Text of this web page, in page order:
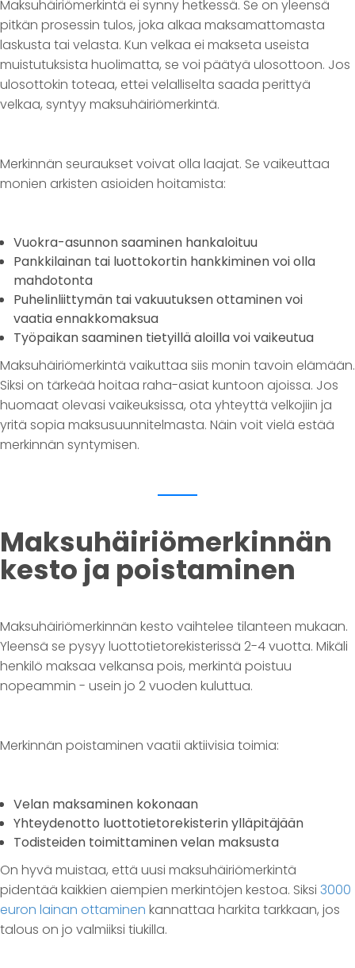
Maksuhäiriömerkintä ei synny hetkessä. Se on yleensä
pitkän prosessin tulos, joka alkaa maksamattomasta
laskusta tai velasta. Kun velkaa ei makseta useista
muistutuksista huolimatta, se voi päätyä ulosottoon. Jos
ulosottokin toteaa, ettei velalliselta saada perittyä
velkaa, syntyy maksuhäiriömerkintä.
Merkinnän seuraukset voivat olla laajat. Se vaikeuttaa
monien arkisten asioiden hoitamista:
Vuokra-asunnon saaminen hankaloituu
Pankkilainan tai luottokortin hankkiminen voi olla
mahdotonta
Puhelinliittymän tai vakuutuksen ottaminen voi
vaatia ennakkomaksua
Työpaikan saaminen tietyillä aloilla voi vaikeutua
Maksuhäiriömerkintä vaikuttaa siis monin tavoin elämään.
Siksi on tärkeää hoitaa raha-asiat kuntoon ajoissa. Jos
huomaat olevasi vaikeuksissa, ota yhteyttä velkojiin ja
yritä sopia maksusuunnitelmasta. Näin voit vielä estää
merkinnän syntymisen.
Maksuhäiriömerkinnän
kesto ja poistaminen
Maksuhäiriömerkinnän kesto vaihtelee tilanteen mukaan.
Yleensä se pysyy luottotietorekisterissä 2-4 vuotta. Mikäli
henkilö maksaa velkansa pois, merkintä poistuu
nopeammin - usein jo 2 vuoden kuluttua.
Merkinnän poistaminen vaatii aktiivisia toimia:
Velan maksaminen kokonaan
Yhteydenotto luottotietorekisterin ylläpitäjään
Todisteiden toimittaminen velan maksusta
On hyvä muistaa, että uusi maksuhäiriömerkintä
pidentää kaikkien aiempien merkintöjen kestoa. Siksi 3000
euron lainan ottaminen kannattaa harkita tarkkaan, jos
talous on jo valmiiksi tiukilla.